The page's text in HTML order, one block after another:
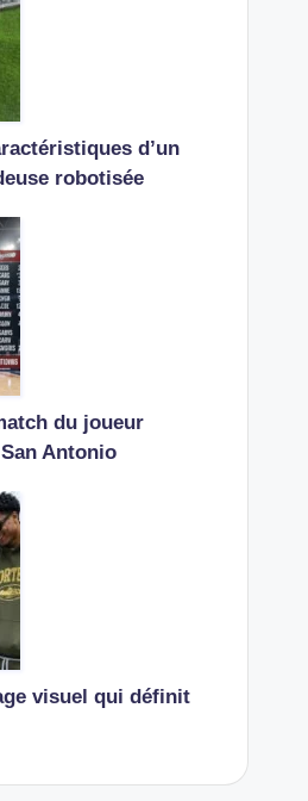
d’un
robotisée
du joueur
Antonio
visuel qui définit